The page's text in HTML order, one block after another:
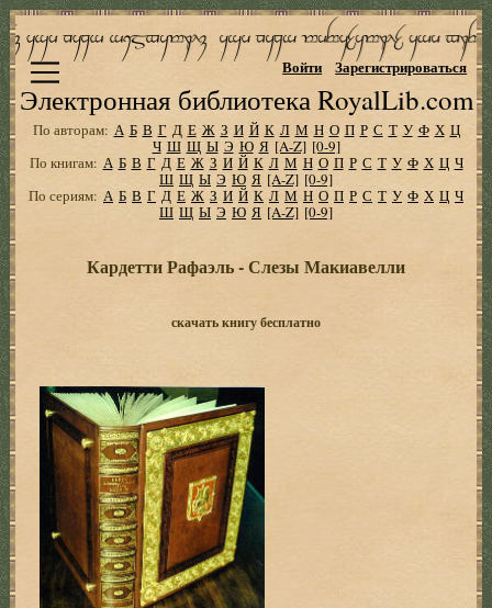
Электронная библиотека RoyalLib.com
Войти Зарегистрироваться
По авторам: А Б В Г Д Е Ж З И Й К Л М Н О П Р С Т У Ф Х Ц
Ч Ш Щ Ы Э Ю Я [A-Z] [0-9]
По книгам: А Б В Г Д Е Ж З И Й К Л М Н О П Р С Т У Ф Х Ц Ч
Ш Щ Ы Э Ю Я [A-Z] [0-9]
По сериям: А Б В Г Д Е Ж З И Й К Л М Н О П Р С Т У Ф Х Ц Ч
Ш Щ Ы Э Ю Я [A-Z] [0-9]
Кардетти Рафаэль - Слезы Макиавелли
скачать книгу бесплатно